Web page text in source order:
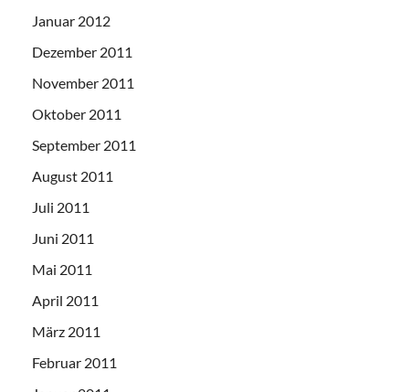
Januar 2012
Dezember 2011
November 2011
Oktober 2011
September 2011
August 2011
Juli 2011
Juni 2011
Mai 2011
April 2011
März 2011
Februar 2011